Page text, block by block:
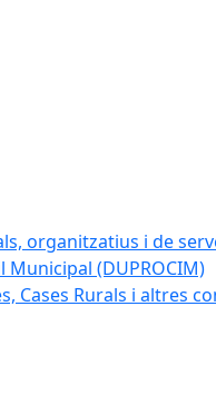
organitzatius i de
(DUPROCIM)
Cases Rurals i altres